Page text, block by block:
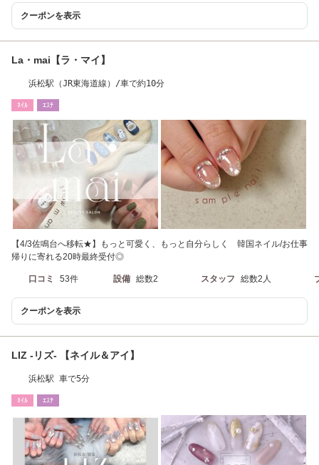
クーポンを表示
La・mai【ラ・マイ】
浜松駅（JR東海道線）/車で約10分
ﾈｲﾙ ｴｽﾃ
【4/3佐鳴台へ移転★】もっと可愛く、もっと自分らしく 韓国ネイル/お仕事
帰りに寄れる20時最終受付◎
口コミ 53件 設備 総数2 スタッフ 総数2人
クーポンを表示
LIZ -リズ- 【ネイル＆アイ】
浜松駅 車で5分
ﾈｲﾙ ｴｽﾃ